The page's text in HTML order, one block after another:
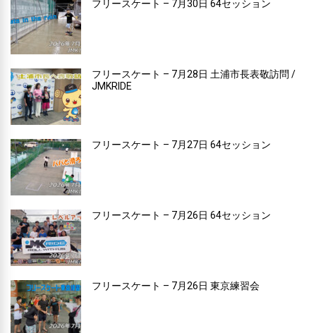
フリースケート – 7月30日 64セッション
フリースケート – 7月28日 土浦市長表敬訪問 /
JMKRIDE
フリースケート – 7月27日 64セッション
フリースケート – 7月26日 64セッション
フリースケート – 7月26日 東京練習会